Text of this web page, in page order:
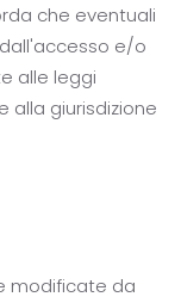
che eventuali
e/o
alle leggi
alla giurisdizione
modificate da